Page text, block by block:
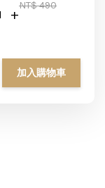
+
NT$ 490
加入購物車